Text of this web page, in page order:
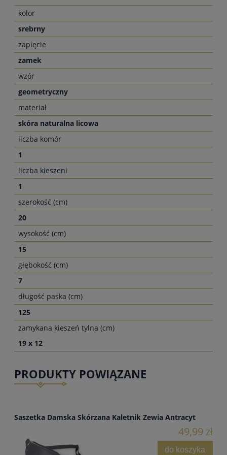
kolor
srebrny
zapięcie
zamek
wzór
geometryczny
materiał
skóra naturalna licowa
liczba komór
1
liczba kieszeni
1
szerokość (cm)
20
wysokość (cm)
15
głębokość (cm)
7
długość paska (cm)
125
zamykana kieszeń tylna (cm)
19 x 12
PRODUKTY POWIĄZANE
Saszetka Damska Skórzana Kaletnik Zewia Antracyt
49,99 zł
do koszyka